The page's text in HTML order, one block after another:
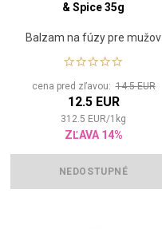
& Spice 35g
Balzam na fúzy pre mužov
cena pred zľavou:14.5 EUR
12.5 EUR
312.5 EUR/1 kg
ZĽAVA 14%
NEDOSTUPNÉ